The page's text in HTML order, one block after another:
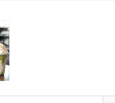
든 것을 샅샅이 이해할 수 있을
고, 헤밍웨이와 피츠제럴드는
활이 폭로되었다. 웬만큼 이름
럼 작가의 인격과 삶의 형식으
권의 책이 궁극적으로 완성되
를 갖는다. 그런 의미에서 모든